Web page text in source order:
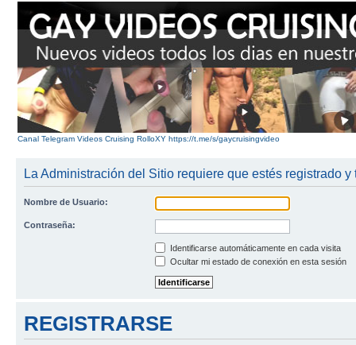
Canal Telegram Videos Cruising RolloXY https://t.me/s/gaycruisingvideo
La Administración del Sitio requiere que estés registrado
Nombre de Usuario:
Contraseña:
Identificarse automáticamente en cada visita
Ocultar mi estado de conexión en esta sesión
REGISTRARSE